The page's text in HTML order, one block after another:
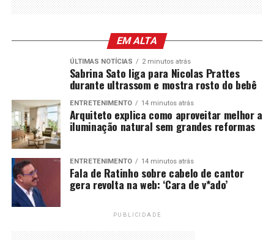
EM ALTA
ÚLTIMAS NOTÍCIAS 2 minutos atrás
Sabrina Sato liga para Nicolas Prattes
durante ultrassom e mostra rosto do bebê
ENTRETENIMENTO 14 minutos atrás
Arquiteto explica como aproveitar melhor a
iluminação natural sem grandes reformas
ENTRETENIMENTO 14 minutos atrás
Fala de Ratinho sobre cabelo de cantor
gera revolta na web: ‘Cara de v*ado’
PUBLICIDADE